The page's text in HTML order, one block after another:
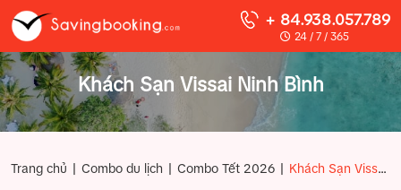
+ 84.938.057.789
24 / 7 / 365
Khách Sạn Vissai Ninh Bình
Trang chủ | Combo du lịch | Combo Tết 2026 | Khách Sạn Vissai Ninh Bình